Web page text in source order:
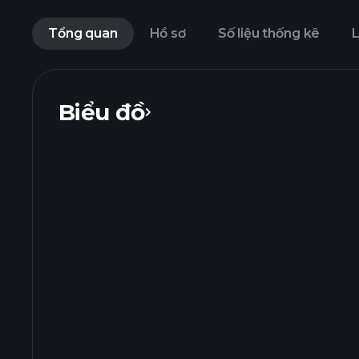
Tổng quan Hồ sơ Số liệu thống kê
Biểu đồ